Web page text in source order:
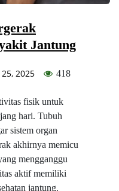
Jantung
2025 418
fisik untuk
hari. Tubuh
sistem organ
akhirnya memicu
mengganggu
aktif memiliki
jantung.